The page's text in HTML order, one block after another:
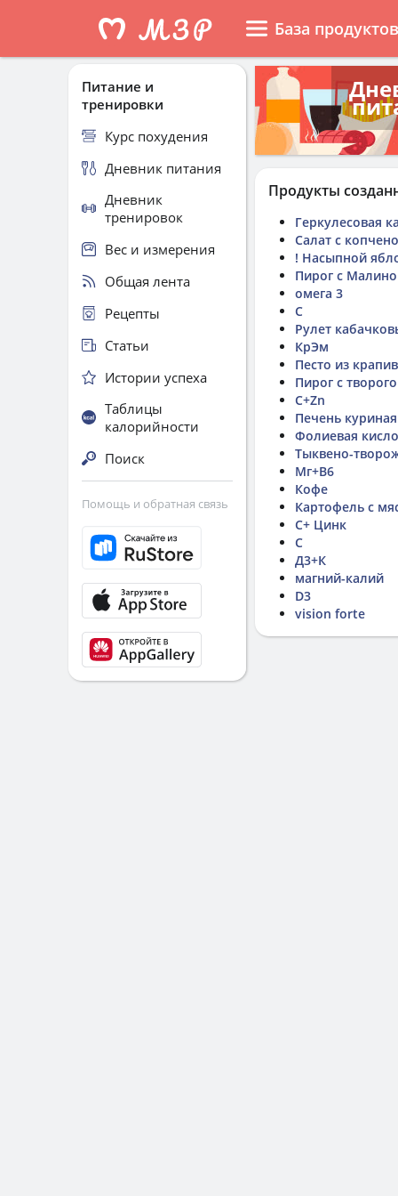
База продуктов
Продукты
Геркулесовая
Салат с
! Насыпной
Пирог с
омега 3
С
Рулет
КрЭм
Песто из
Пирог с
С+Zn
Печень
Фолиевая
Тыквено-
Мг+В6
Кофе
Картофель с
С+ Цинк
C
Д3+К
магний-калий
D3
vision forte
Питание и
тренировки
Курс похудения
Дневник питания
Дневник
тренировок
Вес и измерения
Общая лента
Рецепты
Статьи
Истории успеха
Таблицы
калорийности
Поиск
Помощь и обратная связь